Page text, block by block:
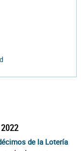
2022
de la Lotería